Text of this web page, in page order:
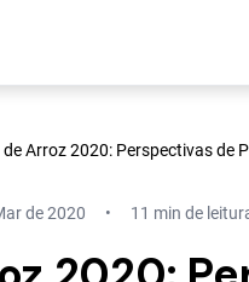
Arroz 2020: Perspectivas de
de 2020 11 min de